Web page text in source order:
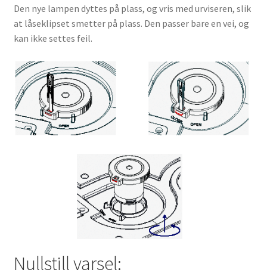
Den nye lampen dyttes på plass, og vris med urviseren, slik
at låseklipset smetter på plass. Den passer bare en vei, og
kan ikke settes feil.
Nullstill varsel: